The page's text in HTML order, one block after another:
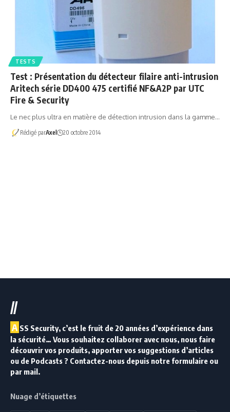
TESTS
Test : Présentation du détecteur filaire anti-intrusion
Aritech série DD400 475 certifié NF&A2P par UTC
Fire & Security
Le nec plus ultra en matière de détection intrusion dans la gamme…
Rédigé parAxel 20 octobre 2014
//
A SS Security, c’est le fruit de 20 années d’expérience dans
la sécurité… Vous souhaitez collaborer avec nous, nous faire
découvrir vos produits, apporter vos suggestions d’articles
ou de Podcasts ? Contactez-nous depuis notre formulaire ou
par mail.
Nuage d’étiquettes